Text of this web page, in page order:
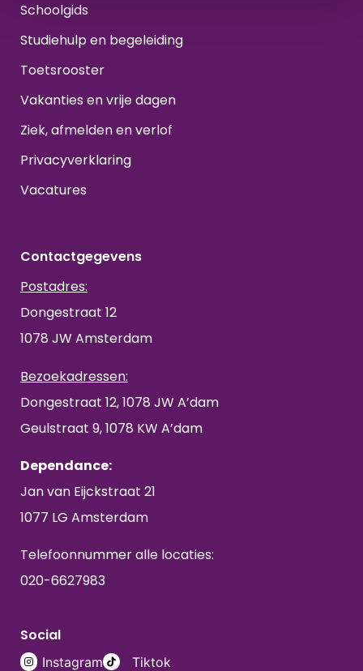
Schoolgids
Studiehulp en begeleiding
Toetsrooster
Vakanties en vrije dagen
Ziek, afmelden en verlof
Privacyverklaring
Vacatures
Contactgegevens
Postadres:
Dongestraat 12
1078 JW Amsterdam
Bezoekadressen:
Dongestraat 12, 1078 JW A’dam
Geulstraat 9, 1078 KW A’dam
Dependance:
Jan van Eijckstraat 21
1077 LG Amsterdam
Telefoonnummer alle locaties:
020-6627983
Social
Instagram Tiktok